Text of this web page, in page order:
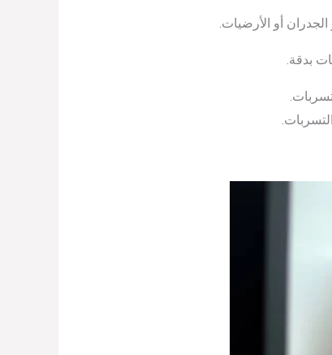
أو الأرضيات.
بدقة.